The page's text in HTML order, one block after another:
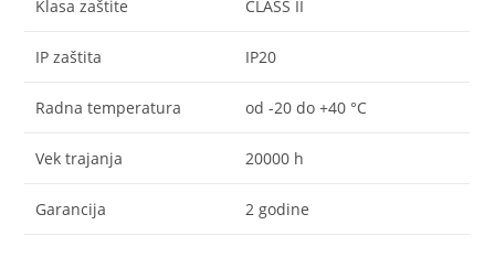
Klasa zaštite CLASS II
IP zaštita IP20
Radna temperatura od -20 do +40 °C
Vek trajanja 20000 h
Garancija 2 godine